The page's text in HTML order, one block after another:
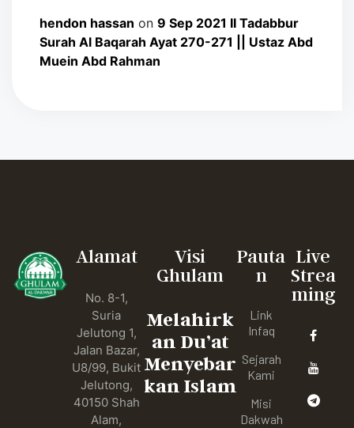
hendon hassan on 9 Sep 2021 II Tadabbur
Surah Al Baqarah Ayat 270-271 || Ustaz Abd
Muein Abd Rahman
Alamat
No. 8-1,
Suria
Jelutong 1,
Jalan Bazar,
U8/99, Bukit
Jelutong,
40150 Shah
Alam,
Visi
Ghulam
Melahirk
an Du’at
Menyebar
kan Islam
Pauta
n
Link
Infaq
Sejarah
Kami
Misi
Dakwah
Live
Strea
ming